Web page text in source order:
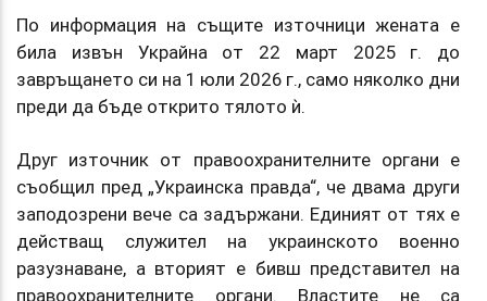
По информация на същите източници жената е
била извън Украйна от 22 март 2025 г. до
завръщането си на 1 юли 2026 г., само няколко дни
преди да бъде открито тялото ѝ.
Друг източник от правоохранителните органи е
съобщил пред „Украинска правда“, че двама други
заподозрени вече са задържани. Единият от тях е
действащ служител на украинското военно
разузнаване, а вторият е бивш представител на
правоохранителните органи. Властите не са